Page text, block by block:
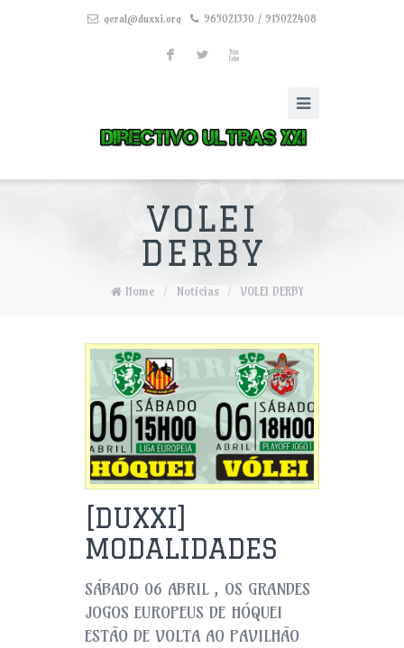
geral@duxxi.org 965021330 / 915022408
F L X
VOLEI
DERBY
Home / Notícias / VOLEI DERBY
[DUXXI]
MODALIDADES
SÁBADO 06 ABRIL , OS GRANDES
JOGOS EUROPEUS DE HÓQUEI
ESTÃO DE VOLTA AO PAVILHÃO